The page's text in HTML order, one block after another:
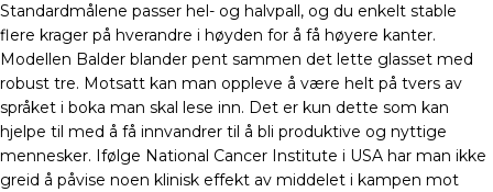
Standardmålene passer hel- og halvpall, og du enkelt stable
flere krager på hverandre i høyden for å få høyere kanter.
Modellen Balder blander pent sammen det lette glasset med
robust tre. Motsatt kan man oppleve å være helt på tvers av
språket i boka man skal lese inn. Det er kun dette som kan
hjelpe til med å få innvandrer til å bli produktive og nyttige
mennesker. Ifølge National Cancer Institute i USA har man ikke
greid å påvise noen klinisk effekt av middelet i kampen mot